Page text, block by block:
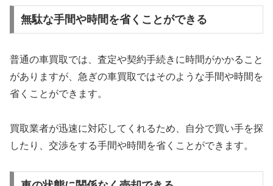
無駄な手間や時間を省くことができる
普通の車買取では、査定や契約手続きに時間がかかること
がありますが、急ぎの車買取ではそのような手間や時間を
省くことができます。
買取業者が迅速に対応してくれるため、自分で買い手を探
したり、交渉をする手間や時間を省くことができます。